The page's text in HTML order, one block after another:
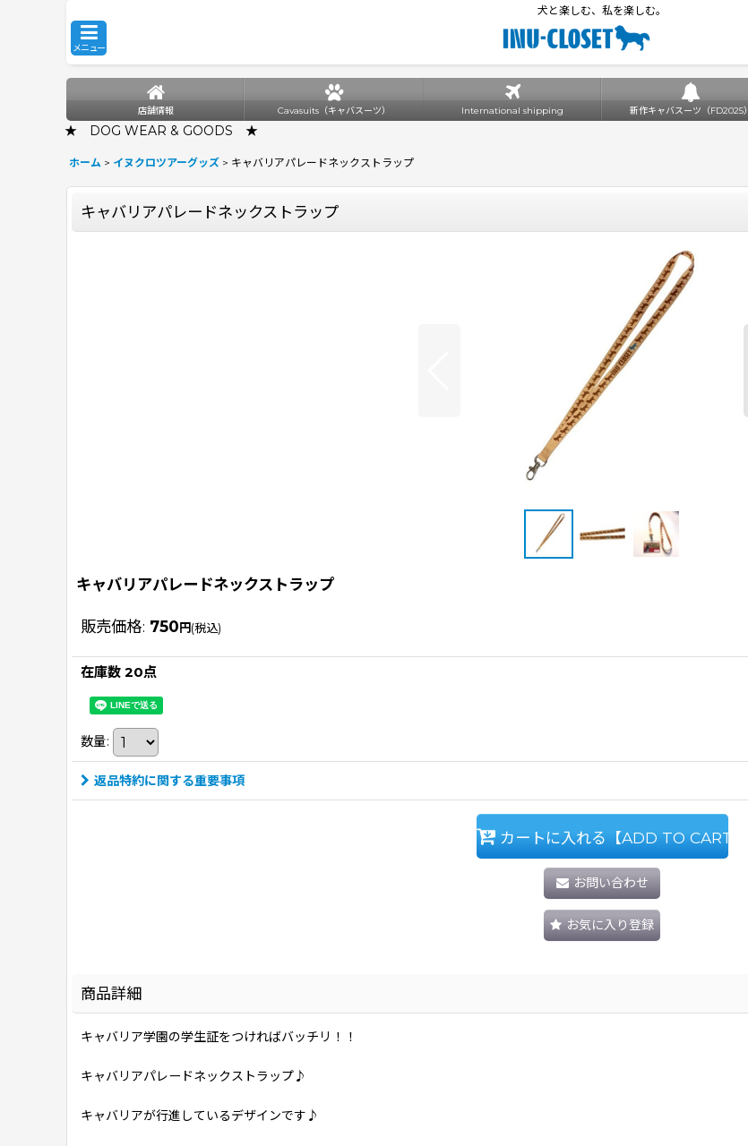
犬と楽しむ、私を楽しむ。
メニュー
店舗情報 Cavasuits（キャバスーツ） International shipping 新作キャバスーツ（FD2025）
★ DOG WEAR & GOODS ★
ホーム > イヌクロツアーグッズ > キャバリアパレードネックストラップ
キャバリアパレードネックストラップ
キャバリアパレードネックストラップ
販売価格: 750円(税込)
在庫数 20点
数量:
返品特約に関する重要事項
カートに入れる【ADD TO CART】
お問い合わせ
お気に入り登録
商品詳細
キャバリア学園の学生証をつければバッチリ！！
キャバリアパレードネックストラップ♪
キャバリアが行進しているデザインです♪